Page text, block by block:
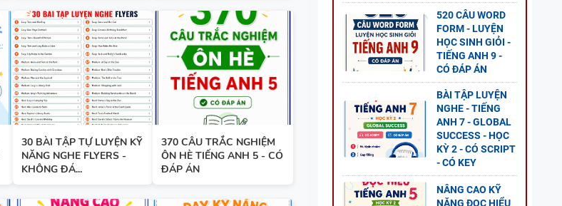
BẢNG WORD FORM - TIẾNG ANH 11
- GLOBAL SUCCESS - HỌC KỲ 1 - CÓ
ĐÁP ÁN
BẢNG WORD FORM THEO TỪNG
UNIT - TIẾNG ANH 10 - GLOBAL
SUCCESS - HỌC KỲ 1 - CÓ ĐÁP ÁN
30 BÀI TẬP TỰ LUYỆN KỸ
NĂNG NGHE FLYERS -
KHÔNG ĐÁ...
370 CÂU TRẮC NGHIỆM
ÔN HÈ TIẾNG ANH 5 - CÓ
ĐÁP ÁN
520 CÂU WORD
FORM - LUYỆN
HỌC SINH GIỎI -
TIẾNG ANH 9 -
CÓ ĐÁP ÁN
BÀI TẬP LUYỆN
NGHE - TIẾNG
ANH 7 - GLOBAL
SUCCESS - HỌC
KỲ 2 - CÓ SCRIPT
- CÓ KEY
NÂNG CAO KỸ
NĂNG ĐỌC HIỂU